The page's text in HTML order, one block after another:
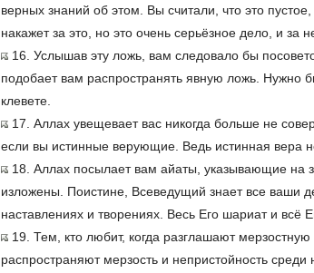
верных знаний об этом. Вы считали, что это
накажет за это, но это очень серьёзное дело, и за
16. Услышав эту ложь, вам следовало бы
подобает вам распространять явную ложь. Нужно
клевете.
17. Аллах увещевает вас никогда больше не
если вы истинные верующие. Ведь истинная вера
18. Аллах посылает вам айаты, указывающие на
изложены. Поистине, Всеведущий знает все ваши
наставлениях и творениях. Весь Его шариат и всё
19. Тем, кто любит, когда разглашают
распространяют мерзость и непристойность среди